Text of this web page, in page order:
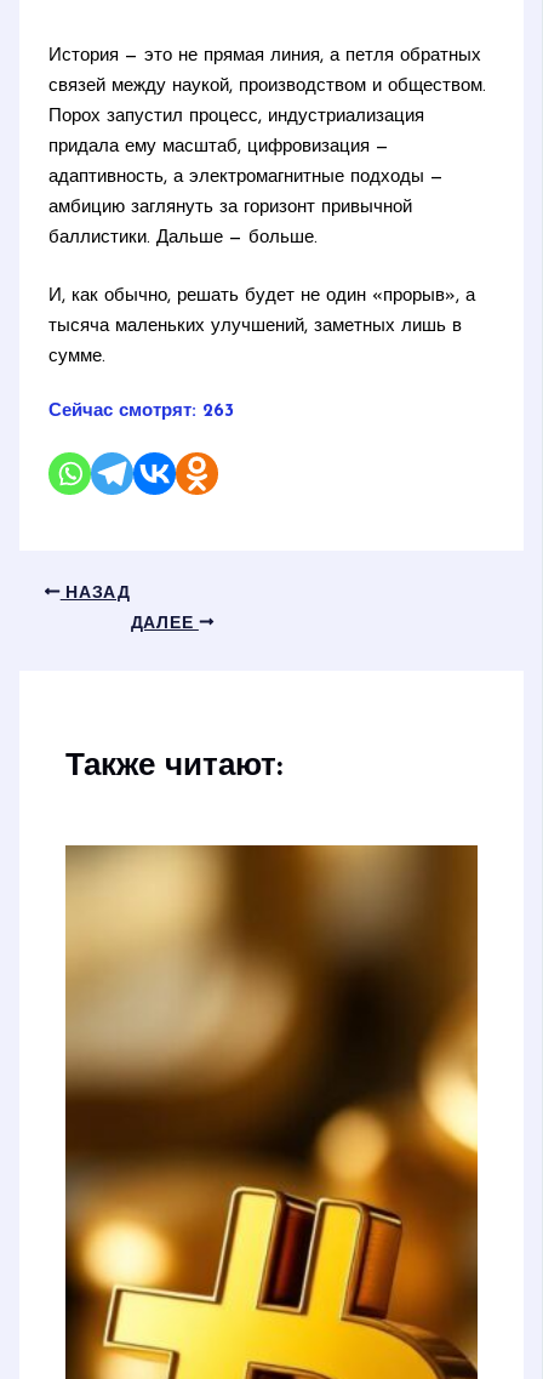
История — это не прямая линия, а петля обратных
связей между наукой, производством и обществом.
Порох запустил процесс, индустриализация
придала ему масштаб, цифровизация —
адаптивность, а электромагнитные подходы —
амбицию заглянуть за горизонт привычной
баллистики. Дальше — больше.
И, как обычно, решать будет не один «прорыв», а
тысяча маленьких улучшений, заметных лишь в
сумме.
Сейчас смотрят: 263
НАЗАД
ДАЛЕЕ
Также читают: